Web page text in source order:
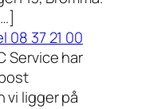
08 37 21 00
Service har
vi ligger på